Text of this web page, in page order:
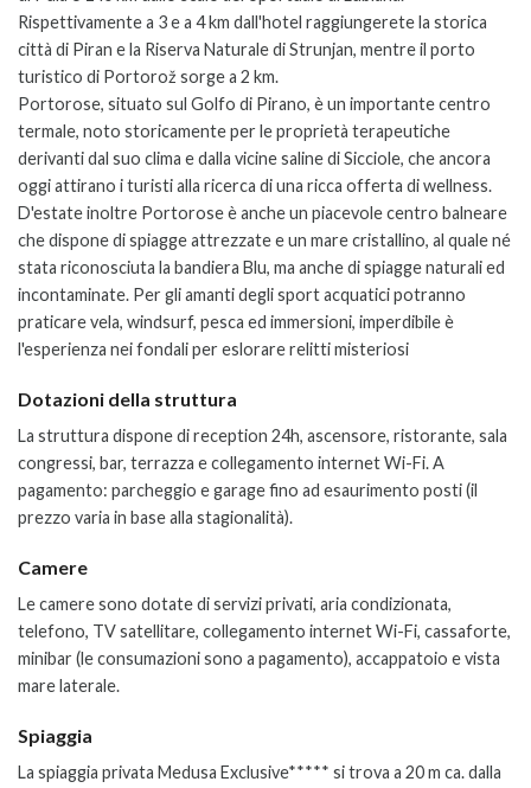
Rispettivamente a 3 e a 4 km dall'hotel raggiungerete la storica
città di Piran e la Riserva Naturale di Strunjan, mentre il porto
turistico di Portorož sorge a 2 km.
Portorose, situato sul Golfo di Pirano, è un importante centro
termale, noto storicamente per le proprietà terapeutiche
derivanti dal suo clima e dalla vicine saline di Sicciole, che ancora
oggi attirano i turisti alla ricerca di una ricca offerta di wellness.
D'estate inoltre Portorose è anche un piacevole centro balneare
che dispone di spiagge attrezzate e un mare cristallino, al quale né
stata riconosciuta la bandiera Blu, ma anche di spiagge naturali ed
incontaminate. Per gli amanti degli sport acquatici potranno
praticare vela, windsurf, pesca ed immersioni, imperdibile è
l'esperienza nei fondali per eslorare relitti misteriosi
Dotazioni della struttura
La struttura dispone di reception 24h, ascensore, ristorante, sala
congressi, bar, terrazza e collegamento internet Wi-Fi. A
pagamento: parcheggio e garage fino ad esaurimento posti (il
prezzo varia in base alla stagionalità).
Camere
Le camere sono dotate di servizi privati, aria condizionata,
telefono, TV satellitare, collegamento internet Wi-Fi, cassaforte,
minibar (le consumazioni sono a pagamento), accappatoio e vista
mare laterale.
Spiaggia
La spiaggia privata Medusa Exclusive***** si trova a 20 m ca. dalla